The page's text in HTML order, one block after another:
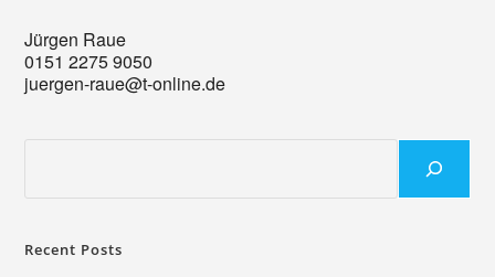
Jürgen Raue
0151 2275 9050
juergen-raue@t-online.de
Recent Posts